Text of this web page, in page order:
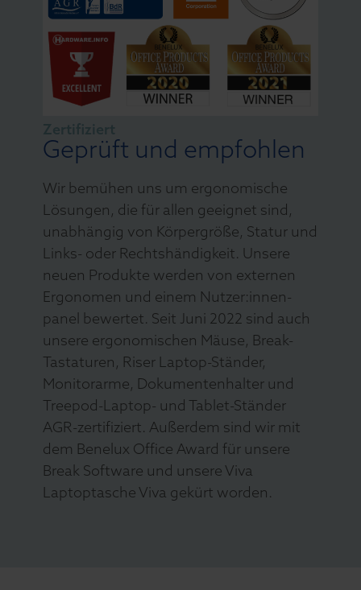
Zertifiziert
Geprüft und empfohlen
Wir bemühen uns um ergonomische
Lösungen, die für allen geeignet sind,
unabhängig von Körpergröße, Statur und
Links- oder Rechtshändigkeit. Unsere
neuen Produkte werden von externen
Ergonomen und einem Nutzer:innen-
panel bewertet. Seit Juni 2022 sind auch
unsere ergonomischen Mäuse, Break-
Tastaturen, Riser Laptop-Ständer,
Monitorarme, Dokumentenhalter und
Treepod-Laptop- und Tablet-Ständer
AGR-zertifiziert. Außerdem sind wir mit
dem Benelux Office Award für unsere
Break Software und unsere Viva
Laptoptasche Viva gekürt worden.